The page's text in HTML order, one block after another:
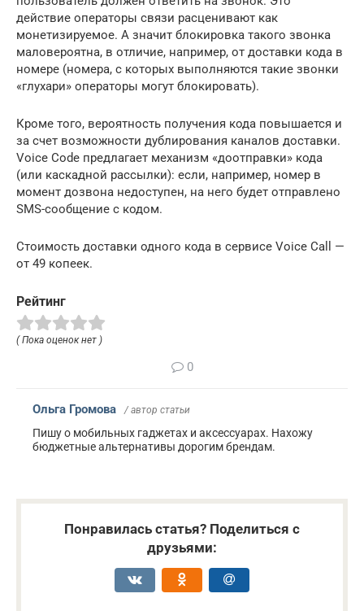
действие операторы связи расценивают как
монетизируемое. А значит блокировка такого звонка
маловероятна, в отличие, например, от доставки кода в
номере (номера, с которых выполняются такие звонки
«глухари» операторы могут блокировать).
Кроме того, вероятность получения кода повышается и
за счет возможности дублирования каналов доставки.
Voice Code предлагает механизм «доотправки» кода
(или каскадной рассылки): если, например, номер в
момент дозвона недоступен, на него будет отправлено
SMS-сообщение с кодом.
Стоимость доставки одного кода в сервисе Voice Call —
от 49 копеек.
Рейтинг
( Пока оценок нет )
0
Ольга Громова / автор статьи
Пишу о мобильных гаджетах и аксессуарах. Нахожу
бюджетные альтернативы дорогим брендам.
Понравилась статья? Поделиться с
друзьями: